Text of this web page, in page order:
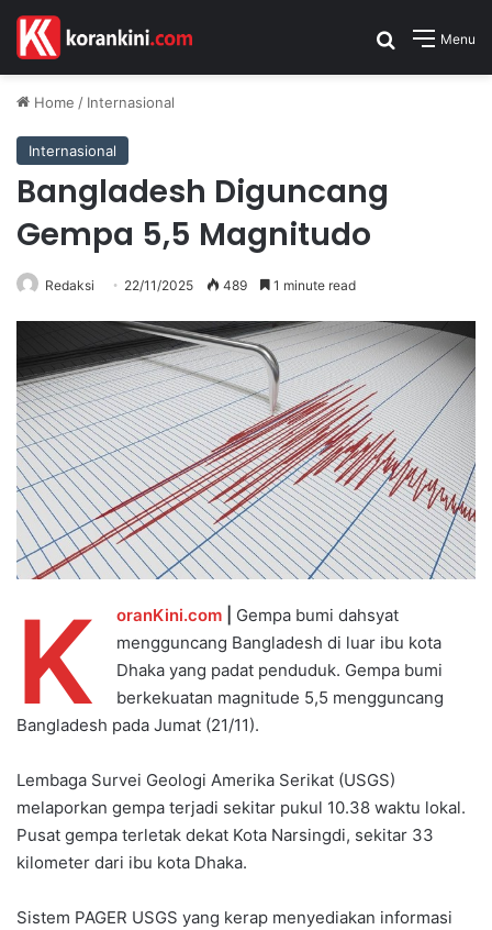
Menu
Search for
Home / Internasional
Internasional
Bangladesh Diguncang
Gempa 5,5 Magnitudo
Redaksi 22/11/2025 489 1 minute read
K oranKini.com
Gempa bumi dahsyat
mengguncang Bangladesh di luar ibu kota
Dhaka yang padat penduduk. Gempa bumi
berkekuatan magnitude 5,5 mengguncang
Bangladesh pada Jumat (21/11).
Lembaga Survei Geologi Amerika Serikat (USGS)
melaporkan gempa terjadi sekitar pukul 10.38 waktu lokal.
Pusat gempa terletak dekat Kota Narsingdi, sekitar 33
kilometer dari ibu kota Dhaka.
Sistem PAGER USGS yang kerap menyediakan informasi